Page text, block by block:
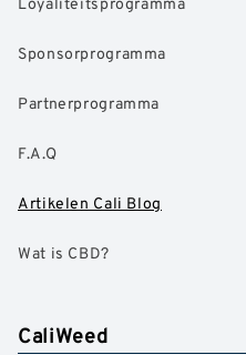
Sponsorprogramma
Partnerprogramma
F.A.Q
Artikelen Cali Blog
Wat is CBD?
CaliWeed